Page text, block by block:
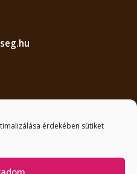
érdekében sütiket